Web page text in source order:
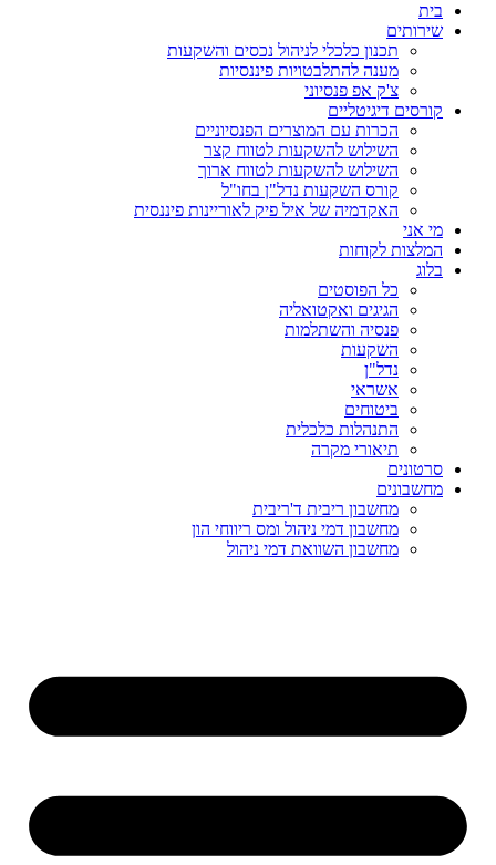
בית
שירותים
תכנון כלכלי לניהול נכסים והשקעות
מענה להתלבטויות פיננסיות
צ'ק אפ פנסיוני
קורסים דיגיטליים
הכרות עם המוצרים הפנסיוניים
השילוש להשקעות לטווח קצר
השילוש להשקעות לטווח ארוך
קורס השקעות נדל"ן בחו"ל
האקדמיה של איל פיק לאוריינות פיננסית
מי אני
המלצות לקוחות
בלוג
כל הפוסטים
הגיגים ואקטואליה
פנסיה והשתלמות
השקעות
נדל"ן
אשראי
ביטוחים
התנהלות כלכלית
תיאורי מקרה
סרטונים
מחשבונים
מחשבון ריבית ד'ריבית
מחשבון דמי ניהול ומס ריווחי הון
מחשבון השוואת דמי ניהול